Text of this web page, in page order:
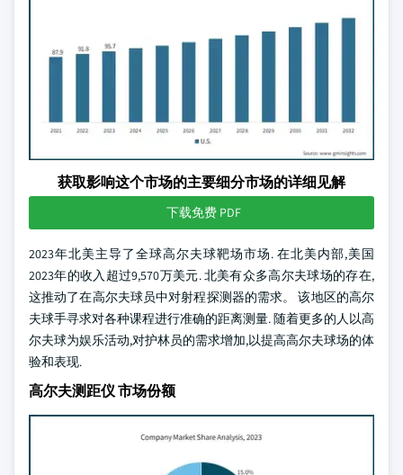
获取影响这个市场的主要细分市场的详细见解
下载免费 PDF
2023年北美主导了全球高尔夫球靶场市场. 在北美内部,美国
2023年的收入超过9,570万美元. 北美有众多高尔夫球场的存在,
这推动了在高尔夫球员中对射程探测器的需求。 该地区的高尔
夫球手寻求对各种课程进行准确的距离测量. 随着更多的人以高
尔夫球为娱乐活动,对护林员的需求增加,以提高高尔夫球场的体
验和表现.
高尔夫测距仪 市场份额